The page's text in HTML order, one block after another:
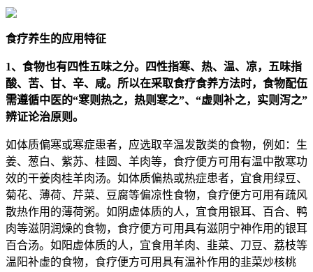
食疗养生的应用特征
1、食物也有四性五味之分。四性指寒、热、温、凉，五味指
酸、苦、甘、辛、咸。所以在采取食疗食养方法时，食物配伍
需遵循中医的“寒则热之，热则寒之”、“虚则补之，实则泻之”
辨证论治原则。
如体质偏寒或寒症患者，应选取辛温发散类的食物，例如：生
姜、葱白、紫苏、桂圆、羊肉等，食疗便方可用有温中散寒功
效的干姜肉桂羊肉汤。如体质偏热或热症患者，宜食用绿豆、
菊花、薄荷、芹菜、豆腐等偏凉性食物，食疗便方可用有疏风
散热作用的薄荷粥。如阴虚体质的人，宜食用银耳、百合、鸭
肉等滋阴润燥的食物，食疗便方可用具有滋阴宁神作用的银耳
百合汤。如阳虚体质的人，宜食用羊肉、韭菜、刀豆、荔枝等
温阳补虚的食物，食疗便方可用具有温补作用的韭菜炒核桃